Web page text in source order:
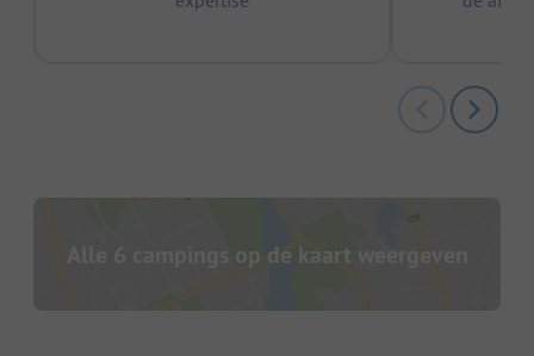
Alle 6 campings op de kaart weergeven